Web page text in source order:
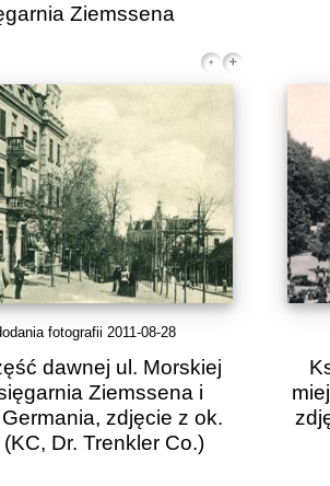
Ziemssena
fotografii 2011-08-28
dawnej ul. Morskiej
Ziemssena i
zdjęcie z ok.
(KC, Dr. Trenkler Co.)